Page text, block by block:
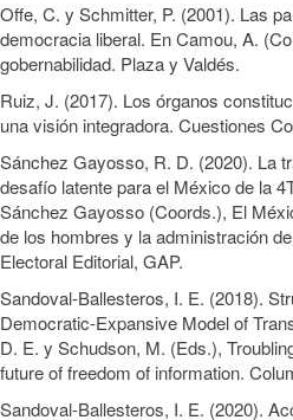
Offe, C. y Schmitter, P. (2001). Las
democracia liberal. En Camou, A.
gobernabilidad. Plaza y Valdés.
Ruiz, J. (2017). Los órganos
una visión integradora. Cuestiones
Sánchez Gayosso, R. D. (2020). La
desafío latente para el México de la
Sánchez Gayosso (Coords.), El
de los hombres y la administración
Electoral Editorial, GAP.
Sandoval-Ballesteros, I. E. (2018).
Democratic-Expansive Model of
D. E. y Schudson, M. (Eds.),
future of freedom of information.
Sandoval-Ballesteros, I. E. (2020).